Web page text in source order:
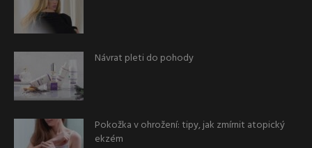
Návrat pleti do pohody
Pokožka v ohrožení: tipy, jak zmírnit atopický
ekzém